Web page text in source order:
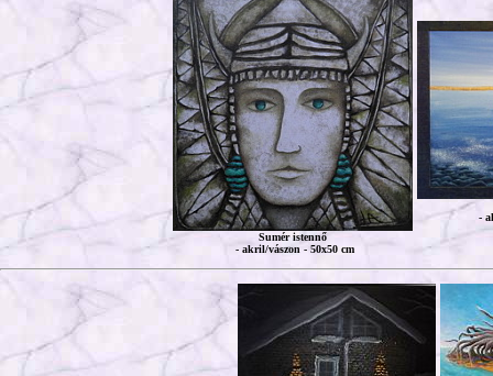
Sumér istennő
- akril/vászon - 50x50 cm
-